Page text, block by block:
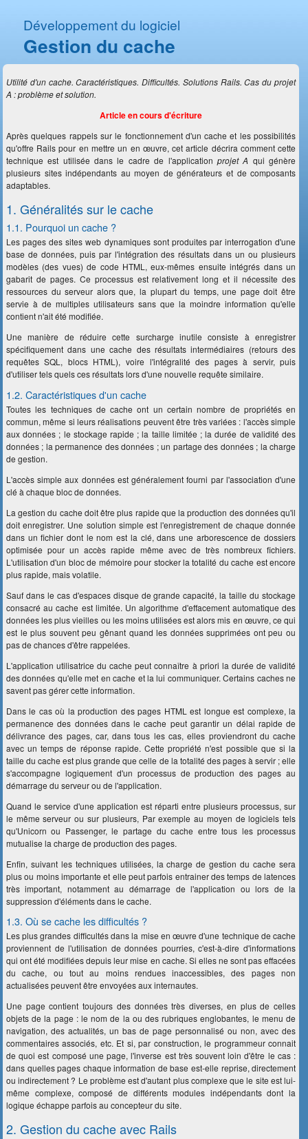
Développement du logiciel
Gestion du cache
Utilité d'un cache. Caractéristiques. Difficultés. Solutions Rails. Cas du projet
A : problème et solution.
Article en cours d'écriture
Après quelques rappels sur le fonctionnement d'un cache et les possibilités
qu'offre Rails pour en mettre un en œuvre, cet article décrira comment cette
technique est utilisée dans le cadre de l'application projet A qui génère
plusieurs sites indépendants au moyen de générateurs et de composants
adaptables.
1. Généralités sur le cache
1.1. Pourquoi un cache ?
Les pages des sites web dynamiques sont produites par interrogation d'une
base de données, puis par l'intégration des résultats dans un ou plusieurs
modèles (des vues) de code HTML, eux-mêmes ensuite intégrés dans un
gabarit de pages. Ce processus est relativement long et il nécessite des
ressources du serveur alors que, la plupart du temps, une page doit être
servie à de multiples utilisateurs sans que la moindre information qu'elle
contient n'ait été modifiée.
Une manière de réduire cette surcharge inutile consiste à enregistrer
spécifiquement dans une cache des résultats intermédiaires (retours des
requêtes SQL, blocs HTML), voire l'intégralité des pages à servir, puis
d'utiliser tels quels ces résultats lors d'une nouvelle requête similaire.
1.2. Caractéristiques d'un cache
Toutes les techniques de cache ont un certain nombre de propriétés en
commun, même si leurs réalisations peuvent être très variées : l'accès simple
aux données ; le stockage rapide ; la taille limitée ; la durée de validité des
données ; la permanence des données ; un partage des données ; la charge
de gestion.
L'accès simple aux données est généralement fourni par l'association d'une
clé à chaque bloc de données.
La gestion du cache doit être plus rapide que la production des données qu'il
doit enregistrer. Une solution simple est l'enregistrement de chaque donnée
dans un fichier dont le nom est la clé, dans une arborescence de dossiers
optimisée pour un accès rapide même avec de très nombreux fichiers.
L'utilisation d'un bloc de mémoire pour stocker la totalité du cache est encore
plus rapide, mais volatile.
Sauf dans le cas d'espaces disque de grande capacité, la taille du stockage
consacré au cache est limitée. Un algorithme d'effacement automatique des
données les plus vieilles ou les moins utilisées est alors mis en œuvre, ce qui
est le plus souvent peu gênant quand les données supprimées ont peu ou
pas de chances d'être rappelées.
L'application utilisatrice du cache peut connaître à priori la durée de validité
des données qu'elle met en cache et la lui communiquer. Certains caches ne
savent pas gérer cette information.
Dans le cas où la production des pages HTML est longue est complexe, la
permanence des données dans le cache peut garantir un délai rapide de
délivrance des pages, car, dans tous les cas, elles proviendront du cache
avec un temps de réponse rapide. Cette propriété n'est possible que si la
taille du cache est plus grande que celle de la totalité des pages à servir ; elle
s'accompagne logiquement d'un processus de production des pages au
démarrage du serveur ou de l'application.
Quand le service d'une application est réparti entre plusieurs processus, sur
le même serveur ou sur plusieurs, Par exemple au moyen de logiciels tels
qu'Unicorn ou Passenger, le partage du cache entre tous les processus
mutualise la charge de production des pages.
Enfin, suivant les techniques utilisées, la charge de gestion du cache sera
plus ou moins importante et elle peut parfois entrainer des temps de latences
très important, notamment au démarrage de l'application ou lors de la
suppression d'éléments dans le cache.
1.3. Où se cache les difficultés ?
Les plus grandes difficultés dans la mise en œuvre d'une technique de cache
proviennent de l'utilisation de données pourries, c'est-à-dire d'informations
qui ont été modifiées depuis leur mise en cache. Si elles ne sont pas effacées
du cache, ou tout au moins rendues inaccessibles, des pages non
actualisées peuvent être envoyées aux internautes.
Une page contient toujours des données très diverses, en plus de celles
objets de la page : le nom de la ou des rubriques englobantes, le menu de
navigation, des actualités, un bas de page personnalisé ou non, avec des
commentaires associés, etc. Et si, par construction, le programmeur connait
de quoi est composé une page, l'inverse est très souvent loin d'être le cas :
dans quelles pages chaque information de base est-elle reprise, directement
ou indirectement ? Le problème est d'autant plus complexe que le site est lui-
même complexe, composé de différents modules indépendants dont la
logique échappe parfois au concepteur du site.
2. Gestion du cache avec Rails